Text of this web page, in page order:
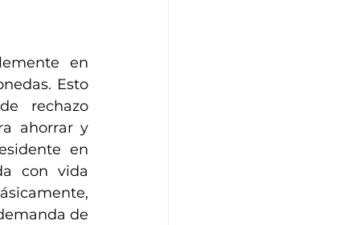
en
Esto
rechazo
ahorrar y
en
con vida
de